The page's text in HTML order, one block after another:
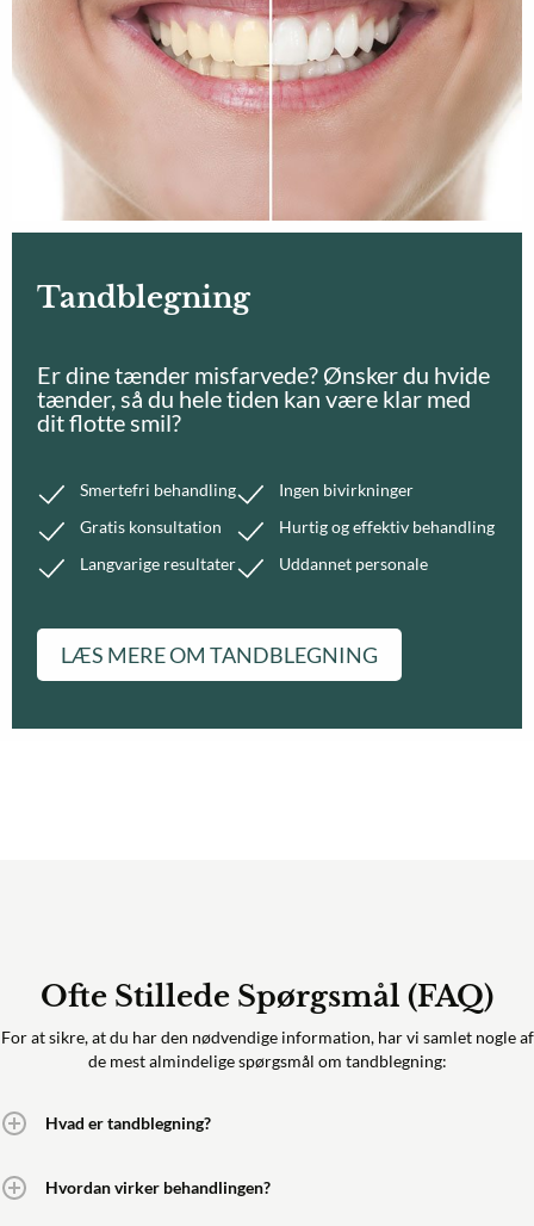
Tandblegning
Er dine tænder misfarvede? Ønsker du hvide
tænder, så du hele tiden kan være klar med
dit flotte smil?
Smertefri behandling
Gratis konsultation
Langvarige resultater
Ingen bivirkninger
Hurtig og effektiv behandling
Uddannet personale
LÆS MERE OM TANDBLEGNING
Ofte Stillede Spørgsmål (FAQ)
For at sikre, at du har den nødvendige information, har vi samlet nogle af
de mest almindelige spørgsmål om tandblegning:
Hvad er tandblegning?
Hvordan virker behandlingen?